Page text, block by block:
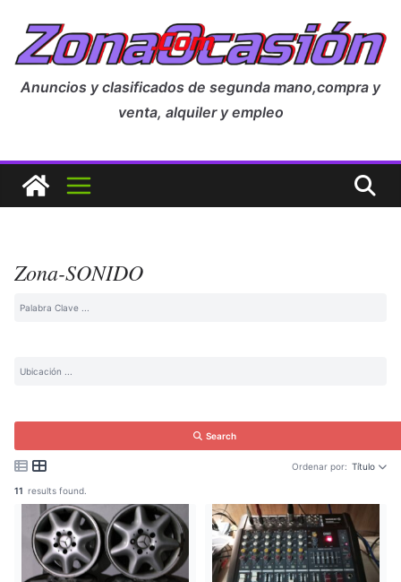
Anuncios y clasificados de segunda mano,compra y
venta, alquiler y empleo
Zona-SONIDO
Search
Ordenar por: Título
11 results found.